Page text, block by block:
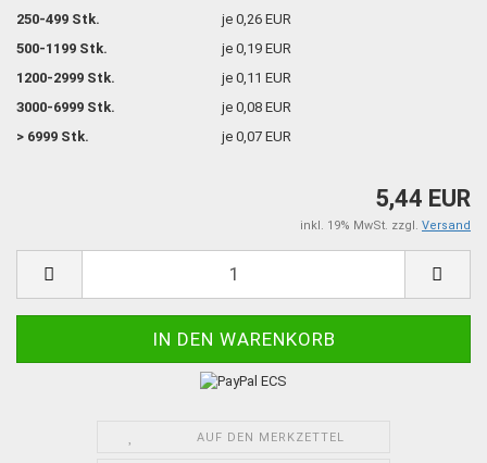
250-499 Stk.
je 0,26 EUR
500-1199 Stk.
je 0,19 EUR
1200-2999 Stk.
je 0,11 EUR
3000-6999 Stk.
je 0,08 EUR
> 6999 Stk.
je 0,07 EUR
5,44 EUR
inkl. 19% MwSt. zzgl. Versand
AUF DEN MERKZETTEL